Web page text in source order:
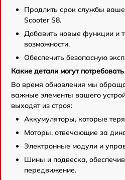
Продлить срок службы
Scooter S8.
Добавить новые функции и
возможности.
Обеспечить безопасную
Какие детали могут
Во время обновления мы
важные элементы вашего
выходят из строя:
Аккумуляторы, которые
Моторы, отвечающие за
Электронные модули и
Шины и подвеска,
передвижение.